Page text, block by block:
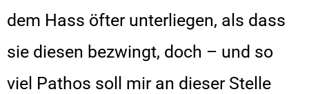
dem Hass öfter unterliegen, als dass
sie diesen bezwingt, doch – und so
viel Pathos soll mir an dieser Stelle